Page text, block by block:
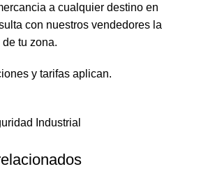
a cualquier destino en
con nuestros vendedores la
tu zona.
y tarifas aplican.
Industrial